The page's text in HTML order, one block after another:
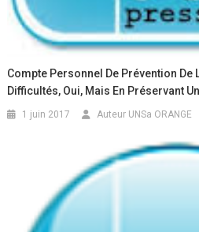
Compte Personnel De Prévention De
Difficultés, Oui, Mais En Préservant
1 juin 2017 Auteur UNSa ORANGE